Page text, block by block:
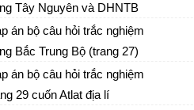
Tây Nguyên và DHNTB
28) cuốn Atlat địa lí
án bộ câu hỏi trắc nghiệm
Bắc Trung Bộ (trang 27)
Atlat địa lí
án bộ câu hỏi trắc nghiệm
29 cuốn Atlat địa lí